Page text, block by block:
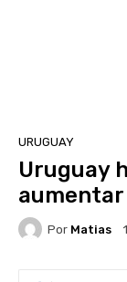
URUGUAY
Uruguay
Por Matias